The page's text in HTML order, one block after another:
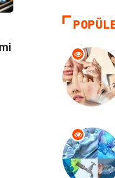
Giyim
Yeme &
Keyif &
Müzik